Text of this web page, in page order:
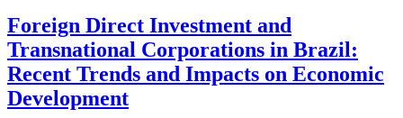
Foreign Direct Investment and
Transnational Corporations in Brazil:
Recent Trends and Impacts on Economic
Development